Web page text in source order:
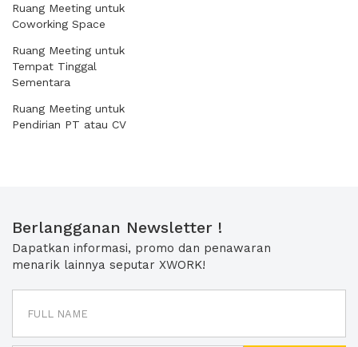
Ruang Meeting untuk
Coworking Space
Ruang Meeting untuk
Tempat Tinggal
Sementara
Ruang Meeting untuk
Pendirian PT atau CV
Berlangganan Newsletter !
Dapatkan informasi, promo dan penawaran
menarik lainnya seputar XWORK!